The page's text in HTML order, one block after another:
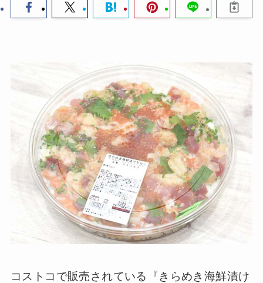
コストコで販売されている『きらめき海鮮漬け